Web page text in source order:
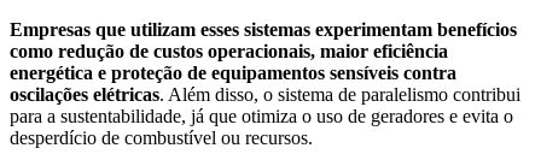
Empresas que utilizam esses sistemas experimentam benefícios
como redução de custos operacionais, maior eficiência
energética e proteção de equipamentos sensíveis contra
oscilações elétricas. Além disso, o sistema de paralelismo contribui
para a sustentabilidade, já que otimiza o uso de geradores e evita o
desperdício de combustível ou recursos.